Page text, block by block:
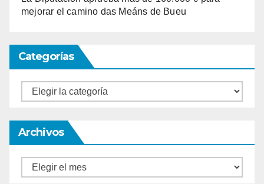
mejorar el camino das Meáns de Bueu
Categorías
Categorías
Archivos
Archivos